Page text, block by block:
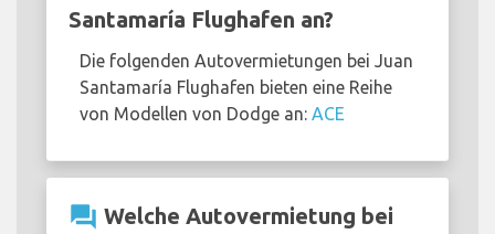
Santamaría Flughafen an?
Die folgenden Autovermietungen bei Juan
Santamaría Flughafen bieten eine Reihe
von Modellen von Dodge an: ACE
question_answer Welche Autovermietung bei